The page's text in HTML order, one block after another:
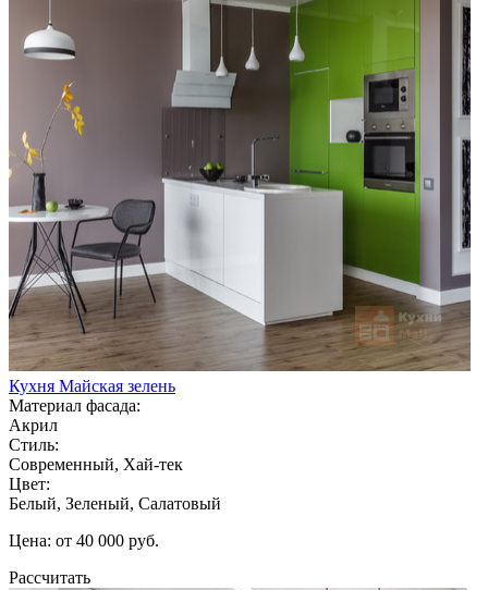
Кухня Майская зелень
Материал фасада:
Акрил
Стиль:
Современный, Хай-тек
Цвет:
Белый, Зеленый, Салатовый
Цена: от 40 000 руб.
Рассчитать